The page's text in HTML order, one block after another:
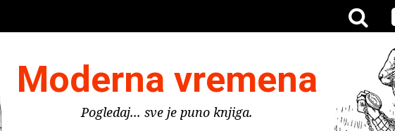
Moderna vremena
Pogledaj... sve je puno knjiga.